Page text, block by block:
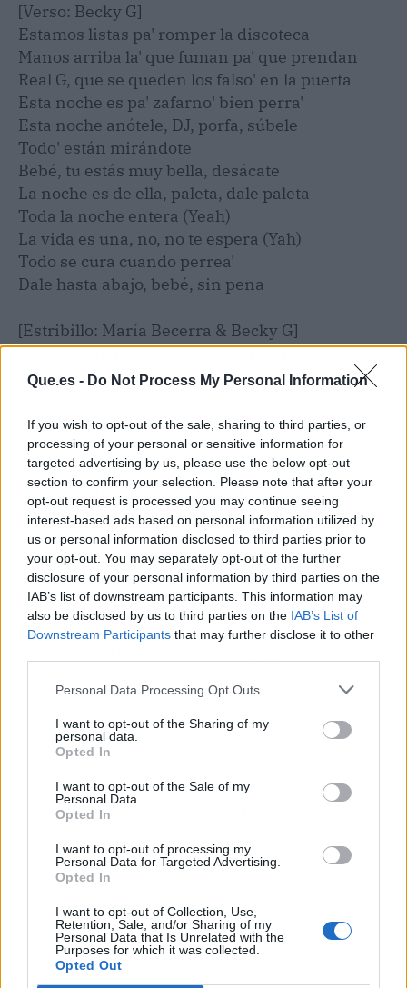
Que.es - Do Not Process My Personal Information
If you wish to opt-out of the sale, sharing to third parties, or
processing of your personal or sensitive information for
targeted advertising by us, please use the below opt-out
section to confirm your selection. Please note that after your
opt-out request is processed you may continue seeing
interest-based ads based on personal information utilized by
us or personal information disclosed to third parties prior to
your opt-out. You may separately opt-out of the further
disclosure of your personal information by third parties on the
IAB’s list of downstream participants. This information may
also be disclosed by us to third parties on the IAB’s List of
Downstream Participants that may further disclose it to other
Personal Data Processing Opt Outs
I want to opt-out of the Sharing of my
personal data.
Opted In
I want to opt-out of the Sale of my
Personal Data.
Opted In
I want to opt-out of processing my
Personal Data for Targeted Advertising.
Opted In
I want to opt-out of Collection, Use,
Retention, Sale, and/or Sharing of my
Personal Data that Is Unrelated with the
Purposes for which it was collected.
Opted Out
[Verso: Becky G]
Estamos listas pa' romper la discoteca
Manos arriba la' que fuman pa' que prendan
Real G, que se queden los falso' en la puerta
Esta noche es pa' zafarno' bien perra'
Esta noche anótele, DJ, porfa, súbele
Todo' están mirándote
Bebé, tu estás muy bella, desácate
La noche es de ella, paleta, dale paleta
Toda la noche entera (Yeah)
La vida es una, no, no te espera (Yah)
Todo se cura cuando perrea'
Dale hasta abajo, bebé, sin pena
[Estribillo: María Becerra & Becky G]
Voy a romper el party con to'a mis nena' (Wuh,
wuh)
To' el flow pesado corriendo por las vena' (Por
las vena')
Vamo' a partir la escena (Yeah, yeah)
Toda' están ready para mover el culo
Vienen de a cinco, los rechazo de a uno (De a
uno)
De to' esos feka' no me queda ninguno (No, no,
no, no)
Tu combo ni lo juno
Ya saben quien ha llega'o (Quien ha llega'o,
yeah)
Llegó la lady con toda' sus babies, ey
Y el outfit customiza'o
Todos dicen: "Wow, wow" (Wow wow)
Ya saben quien ha llega'o (Quien ha llega'o;
Llegó la lady con todas sus babies, ah
Y el phillie customiza'o